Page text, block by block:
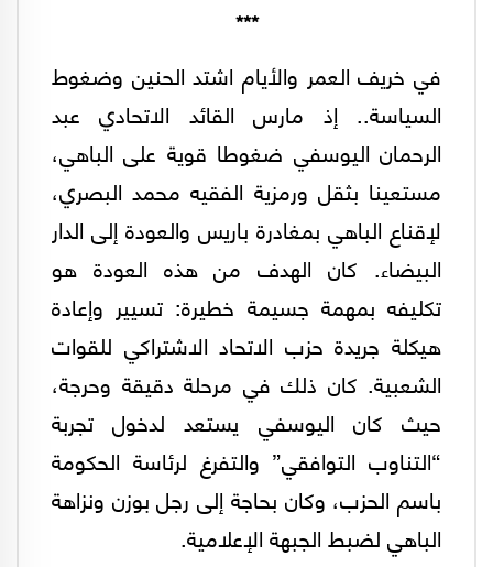
***
في خريف العمر والأيام اشتد الحنين وضغوط
السياسة.. إذ مارس القائد الاتحادي عبد
الرحمان اليوسفي ضغوطا قوية على الباهي،
مستعينا بثقل ورمزية الفقيه محمد البصري،
لإقناع الباهي بمغادرة باريس والعودة إلى الدار
البيضاء. كان الهدف من هذه العودة هو
تكليفه بمهمة جسيمة خطيرة: تسيير وإعادة
هيكلة جريدة حزب الاتحاد الاشتراكي للقوات
الشعبية. كان ذلك في مرحلة دقيقة وحرجة،
حيث كان اليوسفي يستعد لدخول تجربة
“التناوب التوافقي” والتفرغ لرئاسة الحكومة
باسم الحزب، وكان بحاجة إلى رجل بوزن ونزاهة
الباهي لضبط الجبهة الإعلامية.